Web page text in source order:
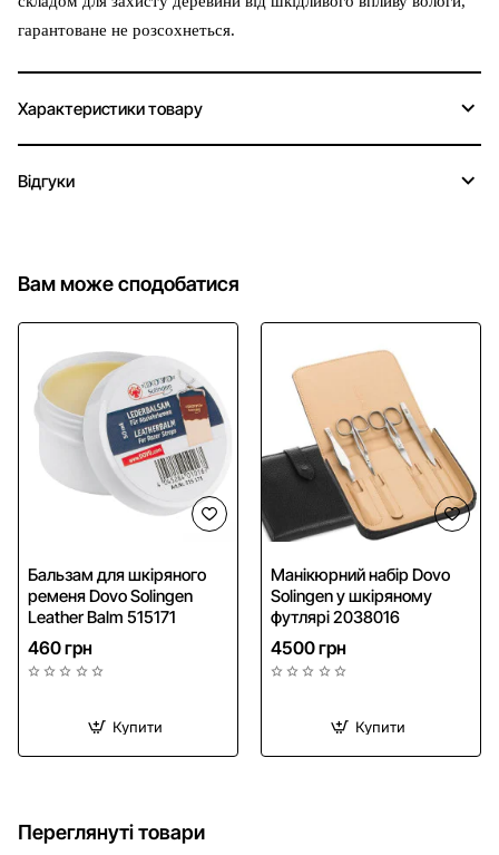
гарантоване не розсохнеться.
Характеристики товару
Відгуки
Вам може сподобатися
Бальзам для шкіряного
ременя Dovo Solingen
Leather Balm 515171
460 грн
Купити
Безкоштовна доставка
Манікюрний набір Dovo
Solingen у шкіряному
футлярі 2038016
4500 грн
Купити
Переглянуті товари